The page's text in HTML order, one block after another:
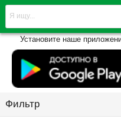
Установите наше
Фильтр